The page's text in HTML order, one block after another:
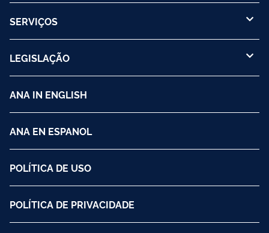
SERVIÇOS
LEGISLAÇÃO
ANA IN ENGLISH
ANA EN ESPANOL
POLÍTICA DE USO
POLÍTICA DE PRIVACIDADE